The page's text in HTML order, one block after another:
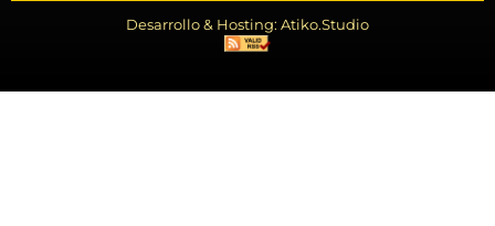
Desarrollo & Hosting: Atiko.Studio